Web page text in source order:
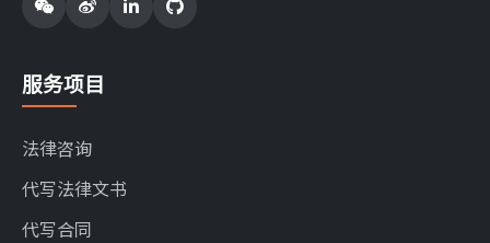
服务项目
法律咨询
代写法律文书
代写合同